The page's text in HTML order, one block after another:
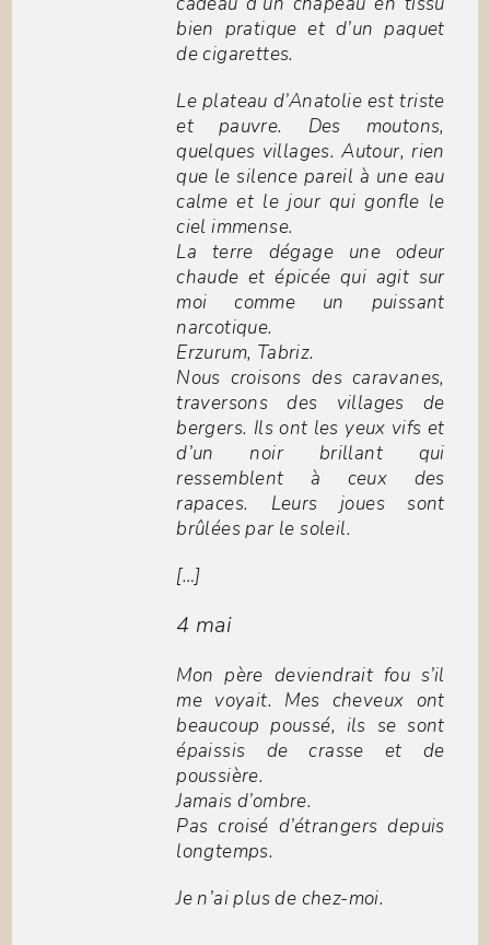
bien pratique et d’un paquet
de cigarettes.
Le plateau d’Anatolie est triste
et pauvre. Des moutons,
quelques villages. Autour, rien
que le silence pareil à une eau
calme et le jour qui gonfle le
ciel immense.
La terre dégage une odeur
chaude et épicée qui agit sur
moi comme un puissant
narcotique.
Erzurum, Tabriz.
Nous croisons des caravanes,
traversons des villages de
bergers. Ils ont les yeux vifs et
d’un noir brillant qui
ressemblent à ceux des
rapaces. Leurs joues sont
brûlées par le soleil.
[…]
4 mai
Mon père deviendrait fou s’il
me voyait. Mes cheveux ont
beaucoup poussé, ils se sont
épaissis de crasse et de
poussière.
Jamais d’ombre.
Pas croisé d’étrangers depuis
longtemps.
Je n’ai plus de chez-moi.